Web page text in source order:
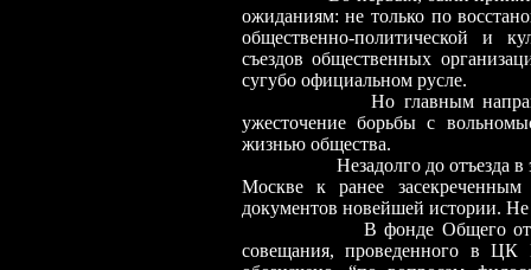
ожиданиям: не только по
общественно-политической и
съездов общественных
сугубо официальном русле.
Но главным
ужесточение борьбы с
жизнью общества.
Незадолго до отъезда
Москве к ранее
документов новейшей истории.
В фонде Общего
совещания, проведенного в